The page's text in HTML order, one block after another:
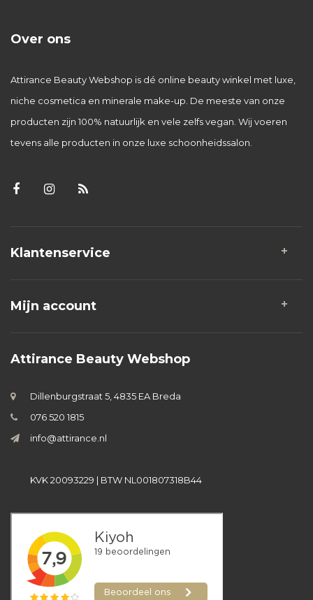
Over ons
Attirance Beauty Webshop is dé online beauty winkel met luxe,
niche cosmetica en minerale make-up. De meeste van onze
producten zijn 100% natuurlijk en vele zelfs vegan. Wij voeren
tevens alle producten in onze luxe schoonheidssalon.
Klantenservice
Mijn account
Attirance Beauty Webshop
Dillenburgstraat 5, 4835 EA Breda
076 520 1815
info@attirance.nl
KVK 20093229 | BTW NL001807318B44